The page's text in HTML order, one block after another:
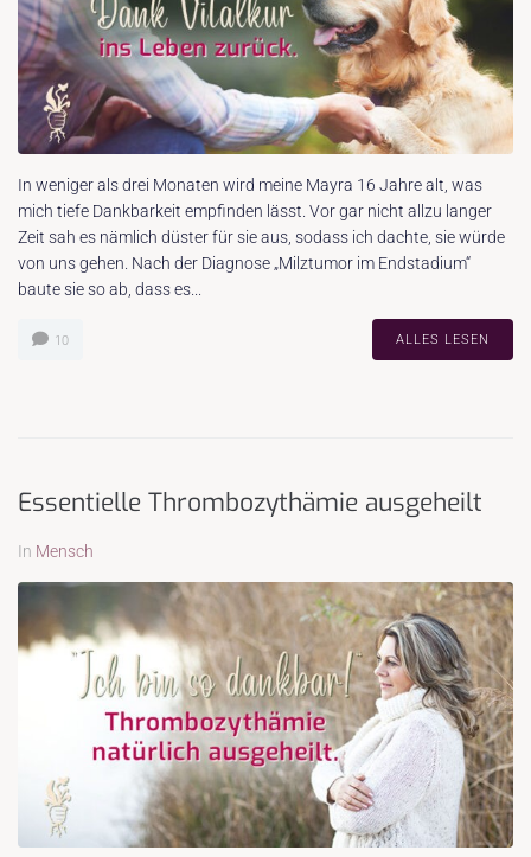
In weniger als drei Monaten wird meine Mayra 16 Jahre alt, was
mich tiefe Dankbarkeit empfinden lässt. Vor gar nicht allzu langer
Zeit sah es nämlich düster für sie aus, sodass ich dachte, sie würde
von uns gehen. Nach der Diagnose „Milztumor im Endstadium“
baute sie so ab, dass es...
10 ALLES LESEN
Essentielle Thrombozythämie ausgeheilt
In Mensch